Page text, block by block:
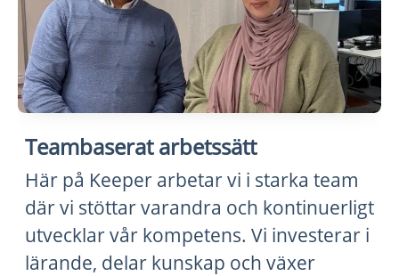
Teambaserat arbetssätt
Här på Keeper arbetar vi i starka team
där vi stöttar varandra och kontinuerligt
utvecklar vår kompetens. Vi investerar i
lärande, delar kunskap och växer